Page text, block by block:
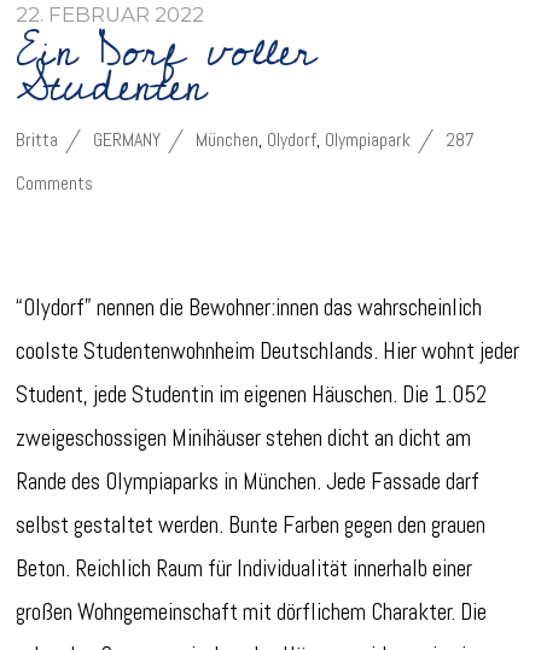
22. FEBRUAR 2022
Ein Dorf voller
Studenten
Britta GERMANY München, Olydorf, Olympiapark
287
Comments
“Olydorf” nennen die Bewohner:innen das wahrscheinlich
coolste Studentenwohnheim Deutschlands. Hier wohnt jeder
Student, jede Studentin im eigenen Häuschen. Die 1.052
zweigeschossigen Minihäuser stehen dicht an dicht am
Rande des Olympiaparks in München. Jede Fassade darf
selbst gestaltet werden. Bunte Farben gegen den grauen
Beton. Reichlich Raum für Individualität innerhalb einer
großen Wohngemeinschaft mit dörflichem Charakter. Die